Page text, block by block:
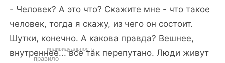
правило
индивидуальность
- Человек? А это что? Скажите мне - что такое
человек, тогда я скажу, из чего он состоит.
Шутки, конечно. А какова правда? Вешнее,
внутреннее... все так перепутано. Люди живут